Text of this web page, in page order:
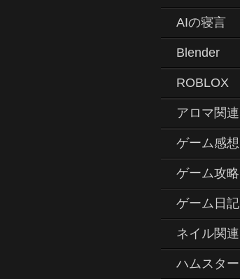
AIの寝言
Blender
ROBLOX
アロマ関連
ゲーム感想
ゲーム攻略
ゲーム日記
ネイル関連
ハムスター